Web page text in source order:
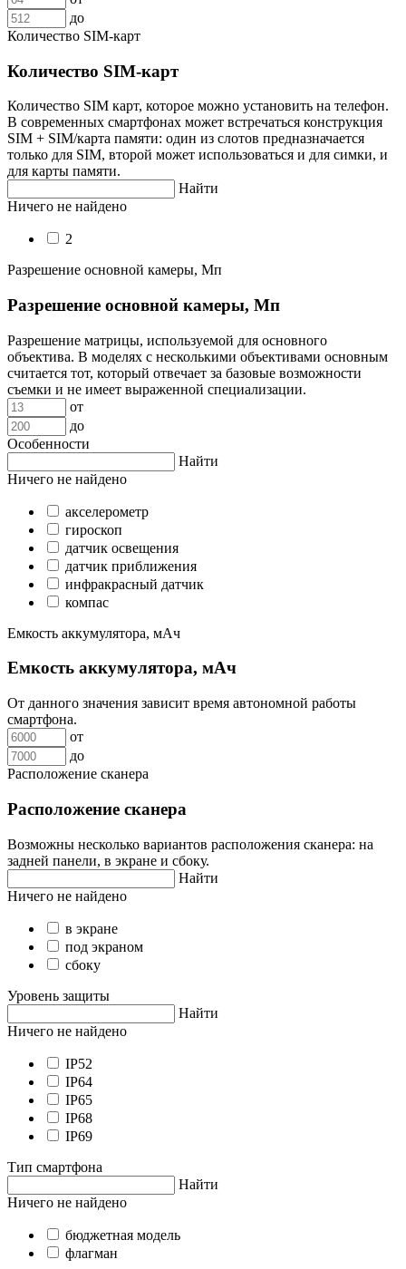
до
Количество SIM-карт
Количество SIM-карт
Количество SIM карт, которое можно установить на телефон.
В современных смартфонах может встречаться конструкция
SIM + SIM/карта памяти: один из слотов предназначается
только для SIM, второй может использоваться и для симки, и
для карты памяти.
Найти
Ничего не найдено
2
Разрешение основной камеры, Мп
Разрешение основной камеры, Мп
Разрешение матрицы, используемой для основного
объектива. В моделях с несколькими объективами основным
считается тот, который отвечает за базовые возможности
съемки и не имеет выраженной специализации.
от
до
Особенности
Найти
Ничего не найдено
акселерометр
гироскоп
датчик освещения
датчик приближения
инфракрасный датчик
компас
Емкость аккумулятора, мАч
Емкость аккумулятора, мАч
От данного значения зависит время автономной работы
смартфона.
от
до
Расположение сканера
Расположение сканера
Возможны несколько вариантов расположения сканера: на
задней панели, в экране и сбоку.
Найти
Ничего не найдено
в экране
под экраном
сбоку
Уровень защиты
Найти
Ничего не найдено
IP52
IP64
IP65
IP68
IP69
Тип смартфона
Найти
Ничего не найдено
бюджетная модель
флагман